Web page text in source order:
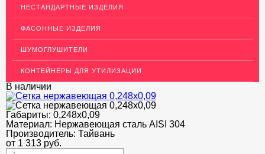
ЛАТУННЫЙ ПРОКАТ
ДЕКОР НЕРЖАВЕЙКА
ОГРАЖДЕНИЯ ДЛЯ ЛЕСТНИЦ
ЭЛЕКТРОДЫ
ДЕКОРАТИВНЫЙ УГОЛОК
МЕТАЛЛИЧЕСКИЕ ПОРОГИ НАПОЛЬНЫЕ (ДЛЯ ПОЛА),
РАСКЛАДКА, ПЛИНТУС
НЕСТАНДАРТНЫЕ ИЗДЕЛИЯ
ФАСОННЫЕ ИЗДЕЛИЯ
ШУМОГЛУШИТЕЛИ
КОНТЕЙНЕРЫ ДЛЯ УТИЛИЗАЦИИ
В наличии
Габариты: 0,248x0,09
Материал: Нержавеющая сталь AISI 304
Производитель: Тайвань
от 1 313 руб.